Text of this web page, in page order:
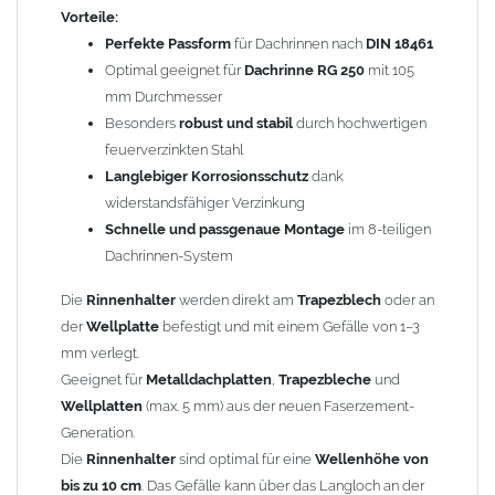
Klemmtiefe
Breite der Klemme: 30 mm (dieRinnenhakensind nicht
geeignet, wenn die Hochsickenbreite kleiner als 30 mm ist).
Das optimale Drehmoment liegt bei 7–9 Nm für Metallbleche
und 4–5 Nm für Faserzementplatten.
Rinnenhakenist nach DIN EM 1462 in der
Tragfähigkeitsklasse L eingestuft.
Die optimaleDachneigungliegt bei 20°–30°. Nachbiegen von
ungeeignet.
Warum ist der Halter bei Dachneigungen unter 20° ungeeignet?
Bei flachen Dachneigungen kann an der Halteklemme Wasser
an derDachrinne
nur eine geringe Wassermenge betroffen, da nur das Wasser,
das über die Hocksicke läuft, um denRinnenhalterherum
Vorteile:
Perfekte Passform für Dachrinnen nach DIN 18461
Optimal geeignet für Dachrinne RG 250 mit 105
mm Durchmesser
Besonders robust und stabil durch hochwertigen
feuerverzinkten Stahl
Langlebiger Korrosionsschutz dank
widerstandsfähiger Verzinkung
Schnelle und passgenaue Montage im 8-teiligen
Dachrinnen-System
Die Rinnenhalter werden direkt am Trapezblech oder an
derWellplatte befestigt und mit einem Gefälle von 1–3
mm verlegt.
Geeignet für Metalldachplatten, Trapezbleche und
Wellplatten (max. 5 mm) aus der neuen Faserzement-
Generation.
Die Rinnenhalter sind optimal für eine Wellenhöhe von
bis zu 10 cm. Das Gefälle kann über das Langloch an der